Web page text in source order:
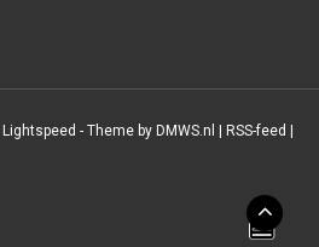
Lightspeed - Theme by DMWS.nl RSS-feed